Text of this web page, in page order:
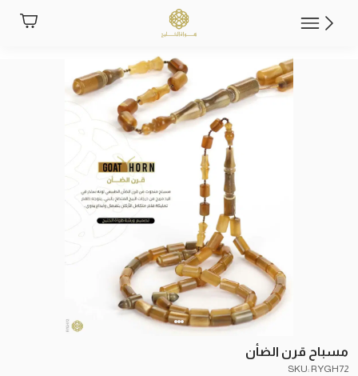
مسباح قرن الضأن
SKU: RYGH72